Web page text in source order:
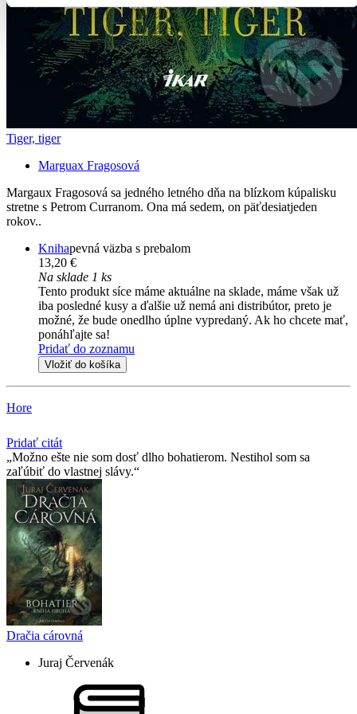
Tiger, tiger
Marguax Fragosová
Margaux Fragosová sa jedného letného dňa na blízkom kúpalisku
stretne s Petrom Curranom. Ona má sedem, on päťdesiatjeden
rokov..
Knihapevná väzba s prebalom
13,20 €
Na sklade 1 ks
Tento produkt síce máme aktuálne na sklade, máme však už
iba posledné kusy a ďalšie už nemá ani distribútor, preto je
možné, že bude onedlho úplne vypredaný. Ak ho chcete mať,
ponáhľajte sa!
Pridať do zoznamu
Vložiť do košíka
Hore
Pridať citát
Možno ešte nie som dosť dlho bohatierom. Nestihol som sa
zaľúbiť do vlastnej slávy.
Dračia cárovná
Juraj Červenák